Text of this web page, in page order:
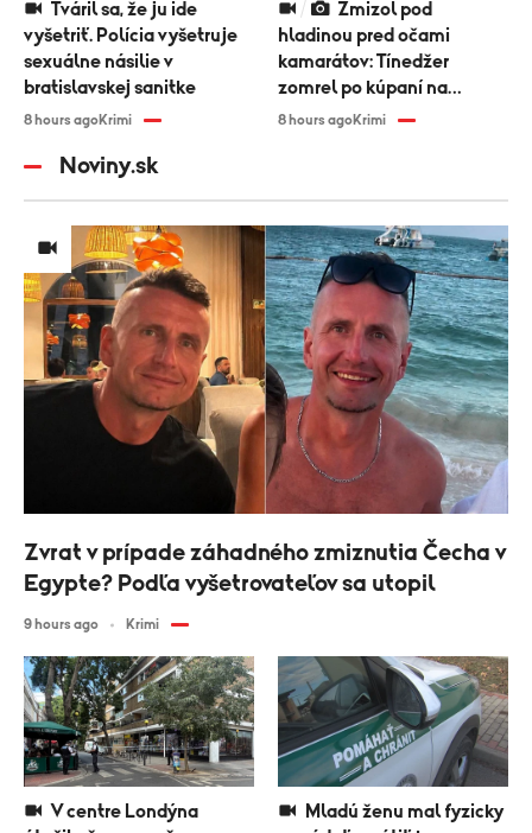
vyšetriť. Polícia vyšetruje
sexuálne násilie v
bratislavskej sanitke
8 hours agoKrimi
hladinou pred očami
kamarátov: Tínedžer
zomrel po kúpaní na
Zemplínskej šírave
8 hours agoKrimi
Noviny.sk
Zvrat v prípade záhadného zmiznutia Čecha v
Egypte? Podľa vyšetrovateľov sa utopil
9 hours ago Krimi